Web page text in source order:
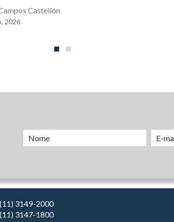
Castellon
2026
(11) 3149-2000
(11) 3147-1800